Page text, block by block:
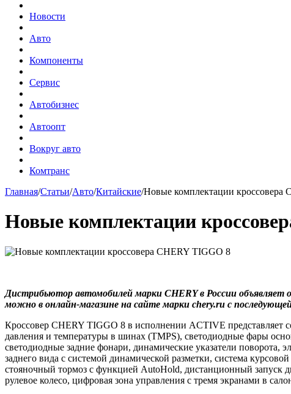
Новости
Авто
Компоненты
Сервис
Автобизнес
Автоопт
Вокруг авто
Комтранс
Главная/Статьи/Авто/Китайские/Новые комплектации кроссовера
Новые комплектации
Дистрибьютор автомобилей марки CHERY в России
можно в онлайн-магазине на сайте марки chery.ru c
Кроссовер CHERY TIGGO 8 в исполнении ACTIVE
давления и температуры в шинах (TMPS), cветодиодные фары
светодиодные задние фонари, динамические указатели поворота,
заднего вида с системой динамической разметки, система
стояночный тормоз с функцией AutoHold, дистанционный запуск
рулевое колесо, цифровая зона управления с тремя экранами в